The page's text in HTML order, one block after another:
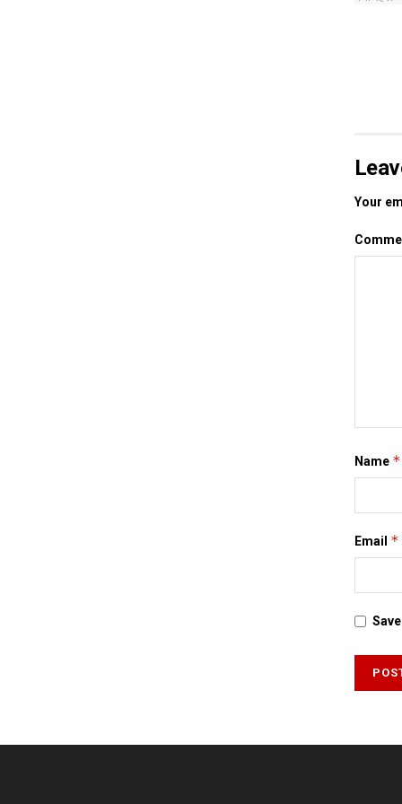
Your
Name *
Email *